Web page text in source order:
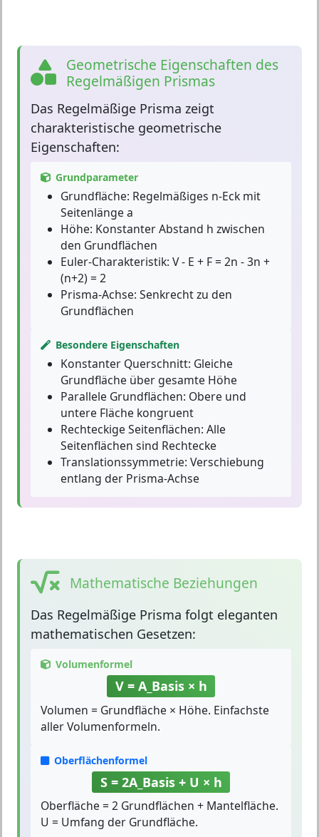
Geometrische Eigenschaften des
Regelmäßigen Prismas
Das Regelmäßige Prisma zeigt
charakteristische geometrische
Eigenschaften:
Grundparameter
Grundfläche: Regelmäßiges n-Eck mit
Seitenlänge a
Höhe: Konstanter Abstand h zwischen
den Grundflächen
Euler-Charakteristik: V - E + F = 2n - 3n +
(n+2) = 2
Prisma-Achse: Senkrecht zu den
Grundflächen
Besondere Eigenschaften
Konstanter Querschnitt: Gleiche
Grundfläche über gesamte Höhe
Parallele Grundflächen: Obere und
untere Fläche kongruent
Rechteckige Seitenflächen: Alle
Seitenflächen sind Rechtecke
Translationssymmetrie: Verschiebung
entlang der Prisma-Achse
Mathematische Beziehungen
Das Regelmäßige Prisma folgt eleganten
mathematischen Gesetzen:
Volumenformel
V = A_Basis × h
Volumen = Grundfläche × Höhe. Einfachste
aller Volumenformeln.
Oberflächenformel
S = 2A_Basis + U × h
Oberfläche = 2 Grundflächen + Mantelfläche.
U = Umfang der Grundfläche.